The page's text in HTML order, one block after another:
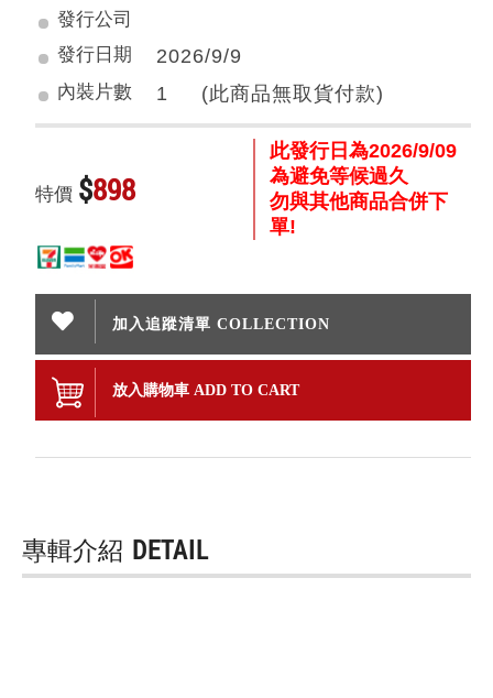
發行公司
發行日期
2026/9/9
內裝片數 1 (此商品無取貨付款)
特價 $898
此發行日為2026/9/09
為避免等候過久
勿與其他商品合併下
單!
加入追蹤清單 COLLECTION
放入購物車 ADD TO CART
專輯介紹 DETAIL